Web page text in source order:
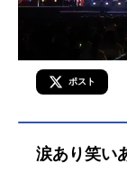
ポスト
涙あり笑い